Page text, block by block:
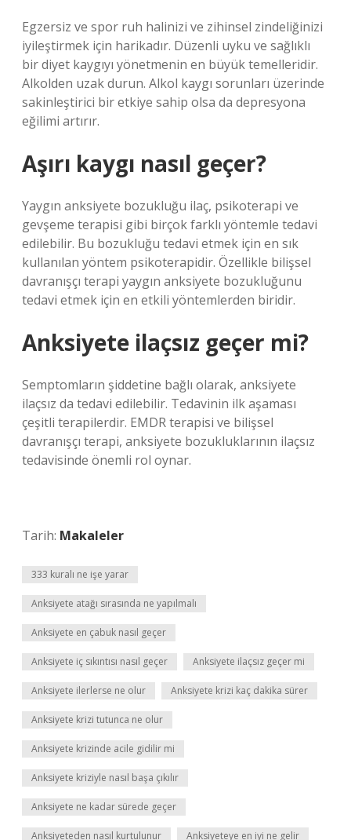
Egzersiz ve spor ruh halinizi ve zihinsel zindeliğinizi
iyileştirmek için harikadır. Düzenli uyku ve sağlıklı
bir diyet kaygıyı yönetmenin en büyük temelleridir.
Alkolden uzak durun. Alkol kaygı sorunları üzerinde
sakinleştirici bir etkiye sahip olsa da depresyona
eğilimi artırır.
Aşırı kaygı nasıl geçer?
Yaygın anksiyete bozukluğu ilaç, psikoterapi ve
gevşeme terapisi gibi birçok farklı yöntemle tedavi
edilebilir. Bu bozukluğu tedavi etmek için en sık
kullanılan yöntem psikoterapidir. Özellikle bilişsel
davranışçı terapi yaygın anksiyete bozukluğunu
tedavi etmek için en etkili yöntemlerden biridir.
Anksiyete ilaçsız geçer mi?
Semptomların şiddetine bağlı olarak, anksiyete
ilaçsız da tedavi edilebilir. Tedavinin ilk aşaması
çeşitli terapilerdir. EMDR terapisi ve bilişsel
davranışçı terapi, anksiyete bozukluklarının ilaçsız
tedavisinde önemli rol oynar.
Tarih: Makaleler
333 kuralı ne işe yarar
Anksiyete atağı sırasında ne yapılmalı
Anksiyete en çabuk nasıl geçer
Anksiyete iç sıkıntısı nasıl geçer Anksiyete ilaçsız geçer mi
Anksiyete ilerlerse ne olur Anksiyete krizi kaç dakika sürer
Anksiyete krizi tutunca ne olur
Anksiyete krizinde acile gidilir mi
Anksiyete kriziyle nasıl başa çıkılır
Anksiyete ne kadar sürede geçer
Anksiyeteden nasıl kurtulunur Anksiyeteye en iyi ne gelir